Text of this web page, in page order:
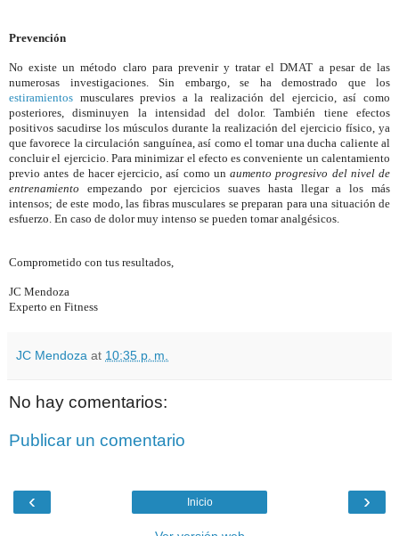
Prevención
No existe un método claro para prevenir y tratar el DMAT a pesar de las
numerosas investigaciones.
Sin embargo, se ha demostrado que los
estiramientos musculares previos a la realización del ejercicio, así como
posteriores, disminuyen la intensidad del dolor. También tiene efectos
positivos sacudirse los músculos durante la realización del ejercicio físico, ya
que favorece la circulación sanguínea, así como el tomar una ducha caliente al
concluir el ejercicio. Para minimizar el efectoes conveniente un calentamiento
previo antes de hacer ejercicio, así como un aumento progresivo del nivel de
entrenamiento empezando por ejercicios suaves hasta llegar a los más
intensos; de este modo, las fibras musculares se preparan para una situación de
esfuerzo. En caso de dolor muy intenso se pueden tomar analgésicos.
Comprometido con tus resultados,
JC Mendoza
Experto en Fitness
JC Mendoza at 10:35 p. m.
No hay comentarios:
Publicar un comentario
‹ ›
Inicio